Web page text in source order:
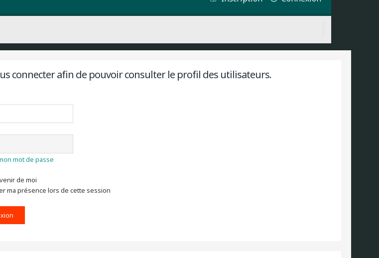
connecter afin de pouvoir consulter le profil des utilisateurs.
mot de passe
de moi
ma présence lors de cette session